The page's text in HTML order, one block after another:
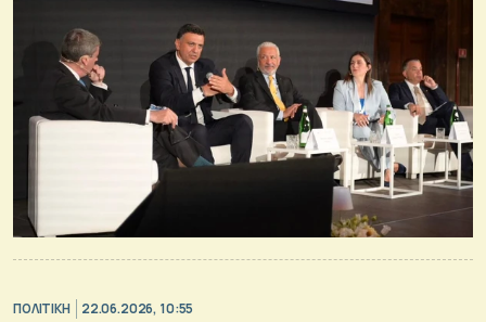
ΠΟΛΙΤΙΚΗ 22.06.2026, 10:55